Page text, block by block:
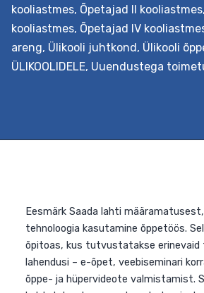
kooliastmes, Õpetajad II kooliastmes,
kooliastmes, Õpetajad IV
areng, Ülikooli juhtkond, Ülikooli
ÜLIKOOLIDELE, Uuendustega